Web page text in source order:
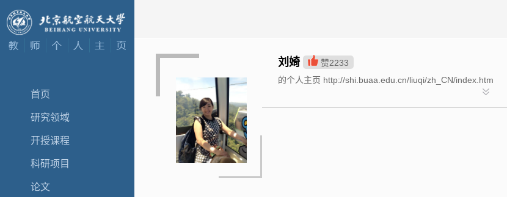
首页
研究领域
开授课程
科研项目
论文
刘婍 赞2233
的个人主页 http://shi.buaa.edu.cn/liuqi/zh_CN/index.htm